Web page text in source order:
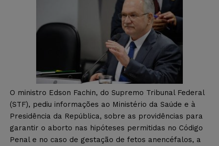
O ministro Edson Fachin, do Supremo Tribunal Federal
(STF), pediu informações ao Ministério da Saúde e à
Presidência da República, sobre as providências para
garantir o aborto nas hipóteses permitidas no Código
Penal e no caso de gestação de fetos anencéfalos, a